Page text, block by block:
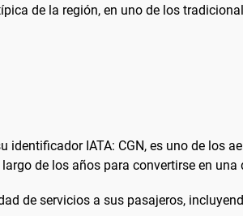
de la región, en uno de los
identificador IATA: CGN, es uno de los
de los años para convertirse en
de servicios a sus pasajeros,